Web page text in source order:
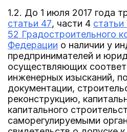
1.2. До 1 июля 2017 года
статьи 47, части 4 статьи
52 Градостроительного
Федерации о наличии у
предпринимателей и
осуществляющих
инженерных изысканий,
документации,
реконструкцию,
капитального
саморегулируемыми